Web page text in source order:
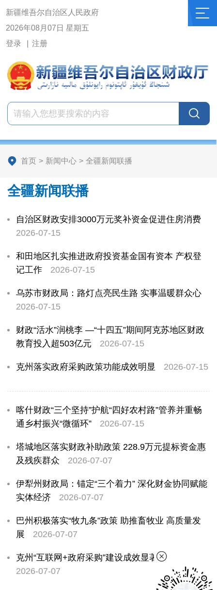
新疆维吾尔自治区人民政府
2026年08月07日 星期五
登录
注册
首页 > 新闻中心 > 全疆新闻联播
全疆新闻联播
自治区财政安排3000万元奖补资金促进住房消费
2026-07-15
和田地区扎实推进政府投资基金国有资本 产权登
记工作
2026-07-15
乌苏市财政局：路灯点亮民生路 实事温暖群众心
2026-07-15
财政“活水”润桃李 —“十四五”期间阿克苏地区财政
教育投入超503亿元
2026-07-15
克州落实政府采购政策功能成效明显 2026-07-15
喀什财政“三个坚持”护航“四好农村路”管养并重畅
通乡村振兴“微循环”
2026-07-15
塔城地区落实财政补助政策 228.9万元提标资金惠
及残疾群众
2026-07-07
伊犁州财政局：锚定“三个着力” 深化财金协同赋能
实体经济
2026-07-07
巴州积极落实“牧九条”政策 助推畜牧业 高质量发
展
2026-07-07
克州“互联网+政府采购”建设成效显著
2026-07-07